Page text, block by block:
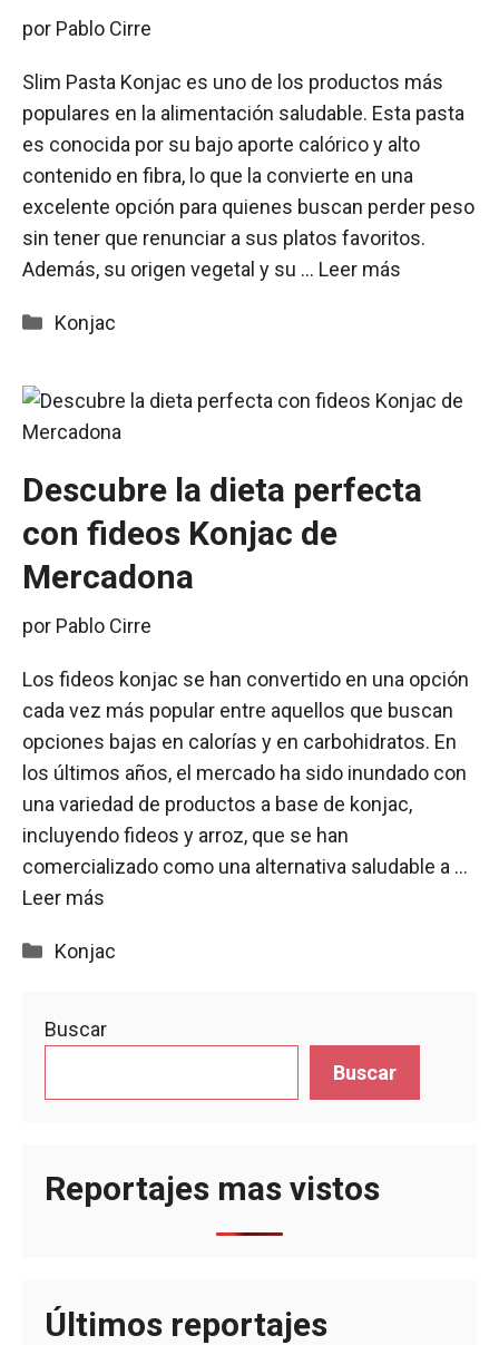
por Pablo Cirre
Slim Pasta Konjac es uno de los productos más
populares en la alimentación saludable. Esta pasta
es conocida por su bajo aporte calórico y alto
contenido en fibra, lo que la convierte en una
excelente opción para quienes buscan perder peso
sin tener que renunciar a sus platos favoritos.
Además, su origen vegetal y su … Leer más
Categorías
Konjac
Descubre la dieta perfecta
con fideos Konjac de
Mercadona
por Pablo Cirre
Los fideos konjac se han convertido en una opción
cada vez más popular entre aquellos que buscan
opciones bajas en calorías y en carbohidratos. En
los últimos años, el mercado ha sido inundado con
una variedad de productos a base de konjac,
incluyendo fideos y arroz, que se han
comercializado como una alternativa saludable a …
Leer más
Categorías
Konjac
Buscar
Buscar
Reportajes mas vistos
Últimos reportajes